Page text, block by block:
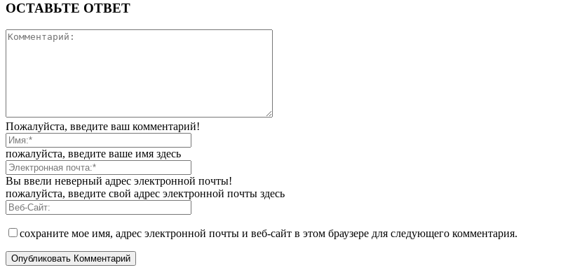
ОСТАВЬТЕ ОТВЕТ
Пожалуйста, введите ваш комментарий!
пожалуйста, введите ваше имя здесь
Вы ввели неверный адрес электронной почты!
пожалуйста, введите свой адрес электронной почты здесь
сохраните мое имя, адрес электронной почты и веб-сайт в этом браузере для следующего комментария.